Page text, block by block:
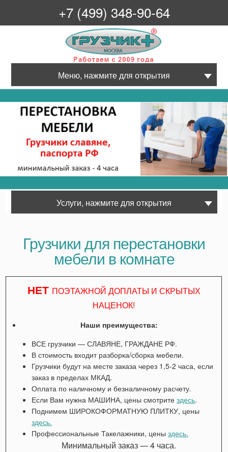
+7 (499) 348-90-64
Грузчик+
Меню, нажмите для открытия
Услуги, нажмите для открытия
Грузчики для перестановки
мебели в комнате
НЕТ ПОЭТАЖНОЙ ДОПЛАТЫ И СКРЫТЫХ
НАЦЕНОК!
Наши преимущества:
ВСЕ грузчики — СЛАВЯНЕ, ГРАЖДАНЕ РФ.
В стоимость входит разборка/сборка мебели.
Грузчики будут на месте заказа через 1,5-2 часа, если
заказ в пределах МКАД.
Оплата по наличному и безналичному расчету.
Если Вам нужна МАШИНА, цены смотритездесь.
Поднимем ШИРОКОФОРМАТНУЮ ПЛИТКУ, цены
здесь.
Профессиональные Такелажники, ценыздесь.
Минимальный заказ — 4 часа.